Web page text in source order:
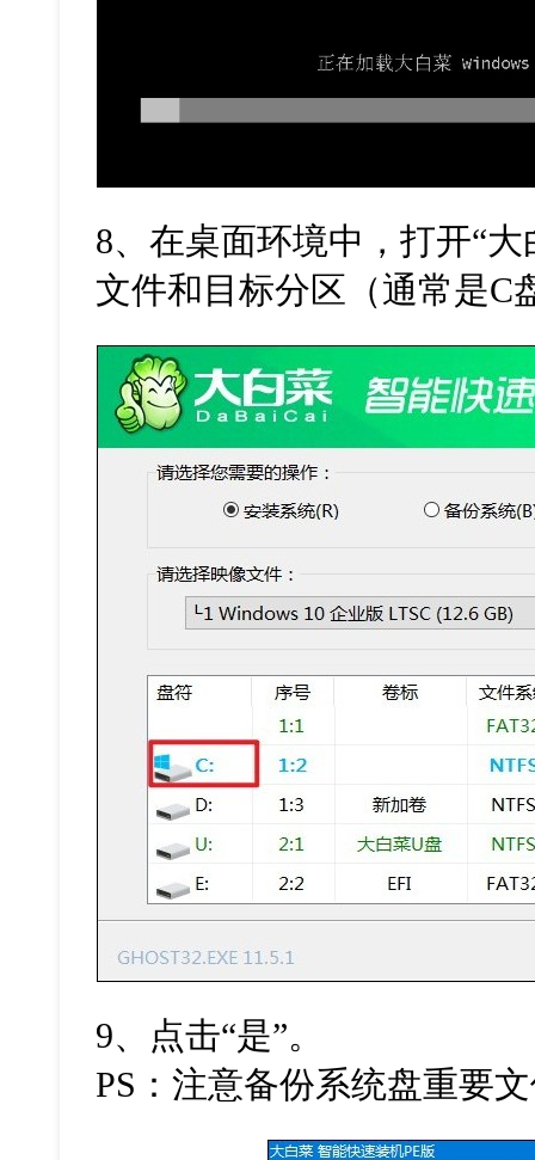
8、在桌面环境中，打开“
文件和目标分区（通常是C
9、点击“是”。
PS：注意备份系统盘重要